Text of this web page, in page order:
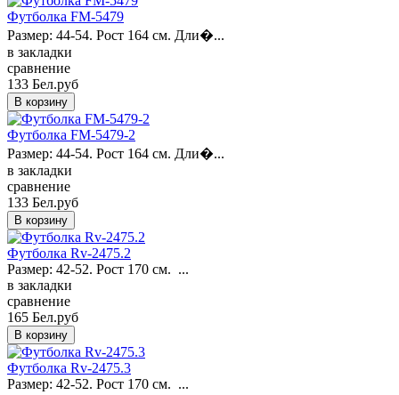
Футболка FM-5479
Размер: 44-54. Рост 164 см. Дли�...
в закладки
сравнение
133 Бел.руб
Футболка FM-5479-2
Размер: 44-54. Рост 164 см. Дли�...
в закладки
сравнение
133 Бел.руб
Футболка Rv-2475.2
Размер: 42-52. Рост 170 см. ...
в закладки
сравнение
165 Бел.руб
Футболка Rv-2475.3
Размер: 42-52. Рост 170 см. ...